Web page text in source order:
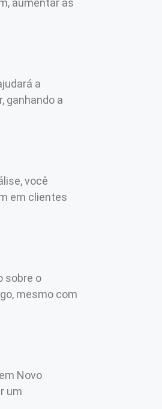
aumentar as
a
ganhando a
você
em clientes
sobre o
mesmo com
Novo
um